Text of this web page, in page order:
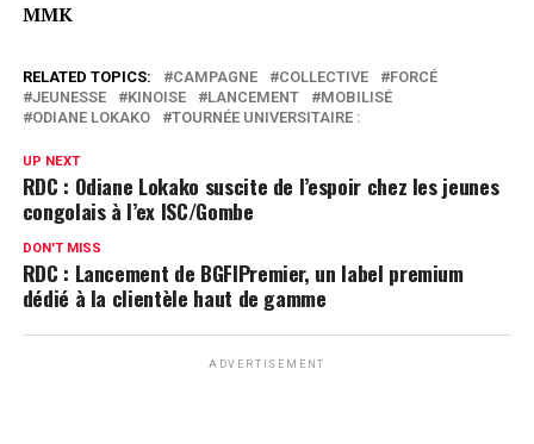
MMK
RELATED TOPICS: CAMPAGNE COLLECTIVE
FORCÉ
JEUNESSE
KINOISE LANCEMENT
MOBILISÉ
ODIANE LOKAKO
TOURNÉE UNIVERSITAIRE :
UP NEXT
RDC : Odiane Lokako suscite de l’espoir chez les jeunes
congolais à l’ex ISC/Gombe
DON'T MISS
RDC : Lancement de BGFIPremier, un label premium
dédié à la clientèle haut de gamme
ADVERTISEMENT